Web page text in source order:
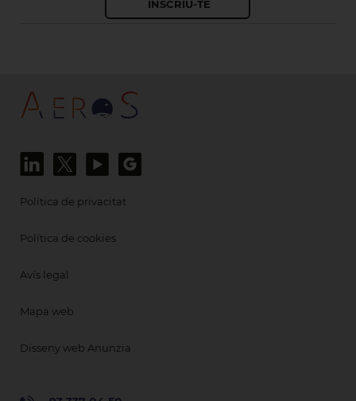
Política de privacitat
Política de cookies
Avís legal
Mapa web
Disseny web Anunzia